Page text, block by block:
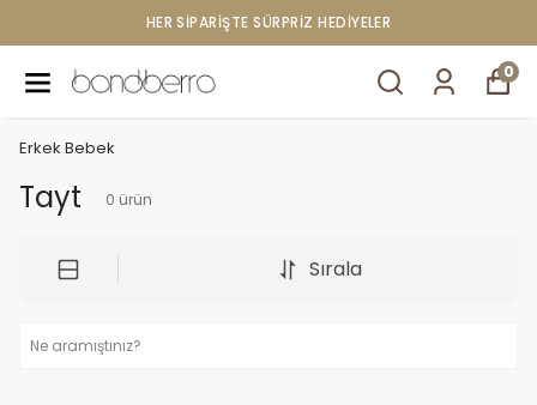
HER SİPARİŞTE SÜRPRİZ HEDİYELER
0
Erkek Bebek
Tayt 0 ürün
Sırala